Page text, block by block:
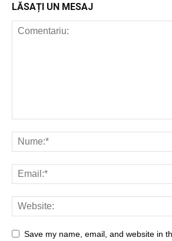
LĂSAȚI UN MESAJ
Save my name, email, and website in